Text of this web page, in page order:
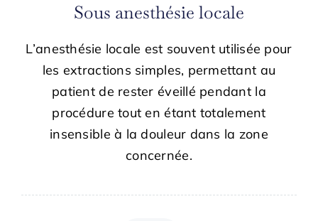
Sous anesthésie locale
L’anesthésie locale est souvent utilisée pour
les extractions simples, permettant au
patient de rester éveillé pendant la
procédure tout en étant totalement
insensible à la douleur dans la zone
concernée.